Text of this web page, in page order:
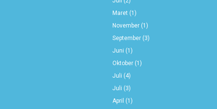
Maret (1)
November(1)
September(3)
Juni (1)
Oktober(1)
Juli (4)
Juli (3)
April (1)